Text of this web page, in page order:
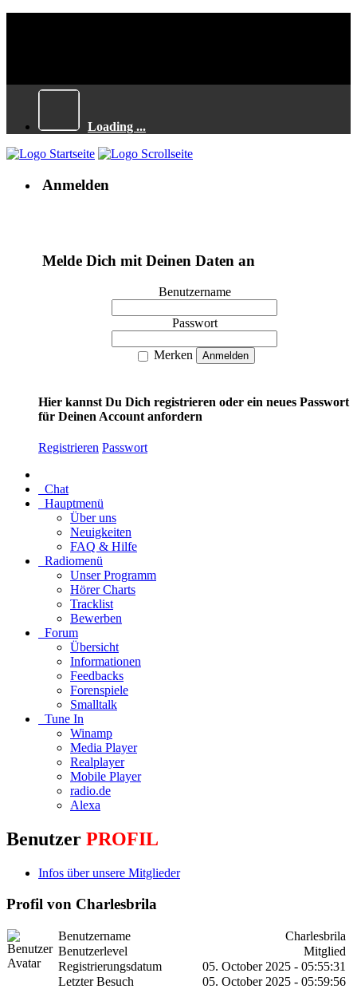
Loading ...
Anmelden
Melde Dich mit Deinen Daten an
Benutzername
Passwort
Merken
Hier kannst Du Dich registrieren oder ein neues Passwort
für Deinen Account anfordern
Registrieren Passwort
Chat
Hauptmenü
Über uns
Neuigkeiten
FAQ & Hilfe
Radiomenü
Unser Programm
Hörer Charts
Tracklist
Bewerben
Forum
Übersicht
Informationen
Feedbacks
Forenspiele
Smalltalk
Tune In
Winamp
Media Player
Realplayer
Mobile Player
radio.de
Alexa
Benutzer PROFIL
Infos über unsere Mitglieder
Profil von Charlesbrila
Benutzername
Charlesbrila
Benutzerlevel
Mitglied
Registrierungsdatum
05. October 2025 - 05:55:31
Letzter Besuch
05. October 2025 - 05:59:56